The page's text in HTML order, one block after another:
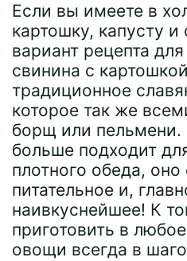
Если вы имеете в
картошку, капусту и
вариант рецепта
свинина с
традиционное
которое так же
борщ или пельмени.
больше подходит
плотного обеда, оно
питательное и,
наивкуснейшее! К
приготовить в
овощи всегда в